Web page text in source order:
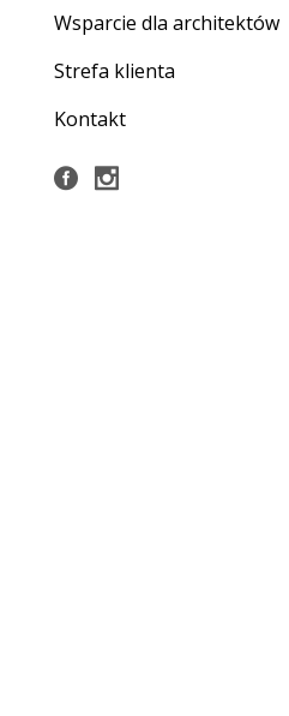
Wsparcie dla architektów
Strefa klienta
Kontakt